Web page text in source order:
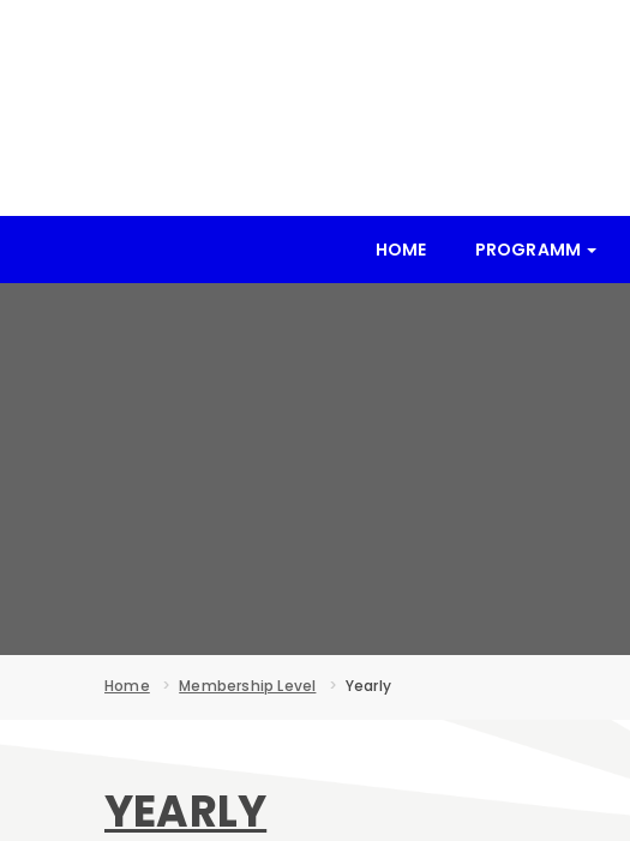
HOME PROGRAMM
Home Membership Level Yearly
YEARLY